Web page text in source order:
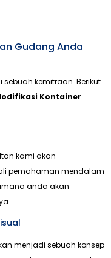
Gudang Anda
kemitraan. Berikut
Kontainer
kami akan
pemahaman mendalam
anda akan
menjadi sebuah konsep